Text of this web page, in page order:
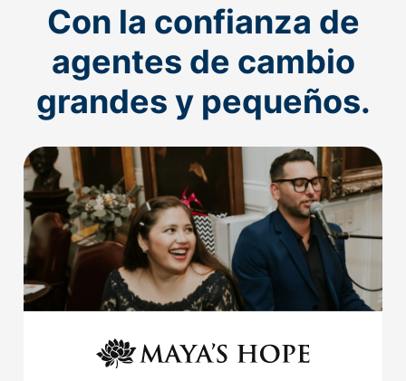
Con la confianza de
agentes de cambio
grandes y pequeños.